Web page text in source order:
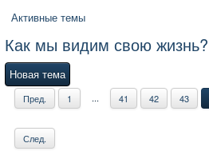
Активные темы
Как мы видим свою жизнь?
Новая тема
Пред. 1 ... 41 42 43
След.